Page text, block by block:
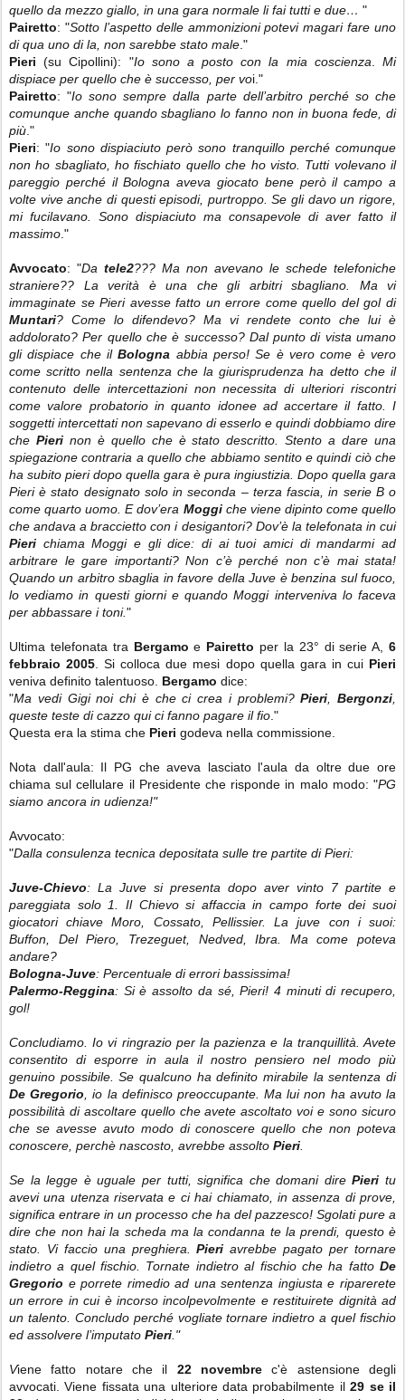
quello da mezzo giallo, in una gara normale li fai tutti e due… "
Pairetto: "Sotto l’aspetto delle ammonizioni potevi magari fare uno
di qua uno di la, non sarebbe stato male ."
Pieri (su Cipollini): "Io sono a posto con la mia coscienza
Mi
dispiace per quello che è successo, per voi."
Pairetto: "Io sono sempre dalla parte dell’arbitro perché so che
comunque anche quando sbagliano lo fanno non in buona fede, di
più ."
Pieri: "Io sono dispiaciuto però sono tranquillo perché comunque
non ho sbagliato, ho fischiato quello che ho visto. Tutti volevano il
pareggio perché il Bologna aveva giocato bene però il campo a
volte vive anche di questi episodi, purtroppo. Se gli davo un rigore,
mi fucilavano. Sono dispiaciuto ma consapevole di aver fatto il
massimo ."
Avvocato: "Da tele2??? Ma non avevano le schede telefoniche
straniere?? La verità è una che gli arbitri sbagliano. Ma vi
immaginate se Pieri avesse fatto un errore come quello del gol di
Muntari? Come lo difendevo? Ma vi rendete conto che lui è
addolorato? Per quello che è successo? Dal punto di vista umano
gli dispiace che ilBologna abbia perso! Se è vero come è vero
come scritto nella sentenza che la giurisprudenza ha detto che il
contenuto delle intercettazioni non necessita di ulteriori riscontri
come valore probatorio in quanto idonee ad accertare il fatto. I
soggetti intercettati non sapevano di esserlo e quindi dobbiamo dire
che Pierinon è quello che è stato descritto. Stento a dare una
spiegazione contraria a quello che abbiamo sentito e quindi ciò che
ha subito pieri dopo quella gara è pura ingiustizia. Dopo quella gara
Pieri è stato designato solo in seconda – terza fascia, in serie B o
come quarto uomo. E dov’era Moggiche viene dipinto come quello
che andava a braccietto con i desigantori? Dov’è la telefonata in cui
Pieri chiama Moggi e gli dice: di ai tuoi amici di mandarmi ad
arbitrare le gare importanti? Non c’è perché non c’è mai stata!
Quando un arbitro sbaglia in favore della Juve è benzina sul fuoco,
lo vediamo in questi giorni e quando Moggi interveniva lo faceva
per abbassare i toni."
Ultima telefonata tra Bergamo e Pairetto per la 23° di serie A,6
febbraio 2005 . Si colloca due mesi dopo quella gara in cui Pieri
veniva definito talentuoso. Bergamo dice:
"Ma vedi Gigi noi chi è che ci crea i problemi?Pieri Bergonzi
queste teste di cazzo qui ci fanno pagare il fio ."
Questa era la stima che Pieri godeva nella commissione.
Nota dall'aula: Il PG che aveva lasciato l'aula da oltre due ore
chiama sul cellulare il Presidente che risponde in malo modo: "PG
siamo ancora in udienza!"
Avvocato:
"Dalla consulenza tecnica depositata sulle tre partite di Pieri:
Juve-Chievo: La Juve si presenta dopo aver vinto 7 partite e
pareggiata solo 1. Il Chievo si affaccia in campo forte dei suoi
giocatori chiave Moro, Cossato, Pellissier. La juve con i suoi:
Buffon, Del Piero, Trezeguet, Nedved, Ibra. Ma come poteva
andare?
Bologna-Juve: Percentuale di errori bassissima!
Palermo-Reggina: Si è assolto da sé, Pieri! 4 minuti di recupero,
gol!
Concludiamo. Io vi ringrazio per la pazienza e la tranquillità. Avete
consentito di esporre in aula il nostro pensiero nel modo più
genuino possibile. Se qualcuno ha definito mirabile la sentenza di
De Gregorio , io la definisco preoccupante. Ma lui non ha avuto la
possibilità di ascoltare quello che avete ascoltato voi e sono sicuro
che se avesse avuto modo di conoscere quello che non poteva
conoscere, perchè nascosto, avrebbe assolto Pieri
Se la legge è uguale per tutti, significa che domani direPieri tu
avevi una utenza riservata e ci hai chiamato, in assenza di prove,
significa entrare in un processo che ha del pazzesco! Sgolati pure a
dire che non hai la scheda ma la condanna te la prendi, questo è
stato. Vi faccio una preghiera.Pieri avrebbe pagato per tornare
indietro a quel fischio. Tornate indietro al fischio che ha fatto De
Gregorio e porrete rimedio ad una sentenza ingiusta e riparerete
un errore in cui è incorso incolpevolmente e restituirete dignità ad
un talento. Concludo perché vogliate tornare indietro a quel fischio
ed assolvere l’imputato Pieri ."
Viene fatto notare che il 22 novembre c'è astensione degli
avvocati. Viene fissata una ulteriore data probabilmente il29 se il